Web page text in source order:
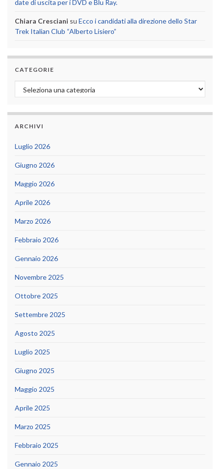
date di uscita per i DVD e Blu Ray.
Chiara Cresciani su Ecco i candidati alla direzione dello Star
Trek Italian Club “Alberto Lisiero”
CATEGORIE
Categorie
ARCHIVI
Luglio 2026
Giugno 2026
Maggio 2026
Aprile 2026
Marzo 2026
Febbraio 2026
Gennaio 2026
Novembre 2025
Ottobre 2025
Settembre 2025
Agosto 2025
Luglio 2025
Giugno 2025
Maggio 2025
Aprile 2025
Marzo 2025
Febbraio 2025
Gennaio 2025